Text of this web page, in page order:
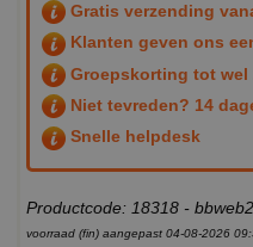
Gratis verzending
Klanten geven ons
Groepskorting tot wel
Niet tevreden? 14
Snelle helpdesk
Productcode: 18318 -
voorraad (fin) aangepast 04-08-2026